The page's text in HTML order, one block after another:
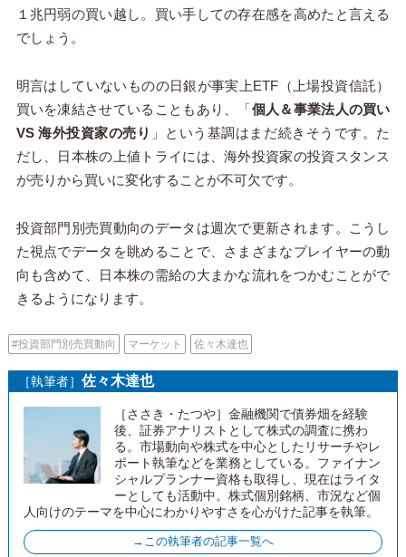
１兆円弱の買い越し。買い手しての存在感を高めたと言える
でしょう。
明言はしていないものの日銀が事実上ETF （上場投資信託）
買いを凍結させていることもあり、「個人＆事業法人の買い
VS 海外投資家の売り 」という基調はまだ続きそうです。た
だし、日本株の上値トライには、海外投資家の投資スタンス
が売りから買いに変化することが不可欠です。
投資部門別売買動向のデータは週次で更新されます。こうし
た視点でデータを眺めることで、さまざまなプレイヤーの動
向も含めて、日本株の需給の大まかな流れをつかむことがで
きるようになります。
#投資部門別売買動向 マーケット 佐々木達也
［執筆者］ 佐々木達也
［ささき・たつや］金融機関で債券畑を経験
後、証券アナリストとして株式の調査に携わ
る。市場動向や株式を中心としたリサーチやレ
ポート執筆などを業務としている。ファイナン
シャルプランナー資格も取得し、現在はライタ
ーとしても活動中。株式個別銘柄、市況など個
人向けのテーマを中心にわかりやすさを心がけた記事を執筆。
→この執筆者の記事一覧へ